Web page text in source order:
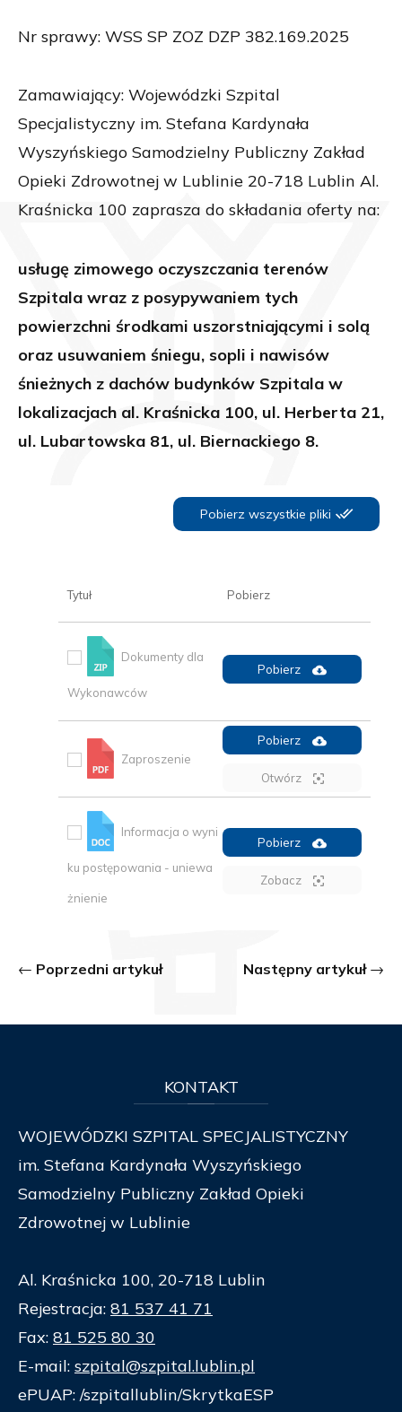
Nr sprawy: WSS SP ZOZ DZP 382.169.2025
Zamawiający: Wojewódzki Szpital
Specjalistyczny im. Stefana Kardynała
Wyszyńskiego Samodzielny Publiczny Zakład
Opieki Zdrowotnej w Lublinie 20-718 Lublin Al.
Kraśnicka 100 zaprasza do składania oferty na:
usługę zimowego oczyszczania terenów
Szpitala wraz z posypywaniem tych
powierzchni środkami uszorstniającymi i solą
oraz usuwaniem śniegu, sopli i nawisów
śnieżnych z dachów budynków Szpitala w
lokalizacjach al. Kraśnicka 100, ul. Herberta 21,
ul. Lubartowska 81, ul. Biernackiego 8.
Pobierz wszystkie pliki
Tytuł Pobierz
Dokumenty dla
Wykonawców
Pobierz
Zaproszenie
Pobierz
Otwórz
Informacja o wyni
ku postępowania - uniewa
żnienie
Pobierz
Zobacz
Poprzedni artykuł Następny artykuł
KONTAKT
WOJEWÓDZKI SZPITAL SPECJALISTYCZNY
im. Stefana Kardynała Wyszyńskiego
Samodzielny Publiczny Zakład Opieki
Zdrowotnej w Lublinie
Al. Kraśnicka 100, 20-718 Lublin
Rejestracja: 81 537 41 71
Fax: 81 525 80 30
E-mail: szpital@szpital.lublin.pl
ePUAP: /szpitallublin/SkrytkaESP